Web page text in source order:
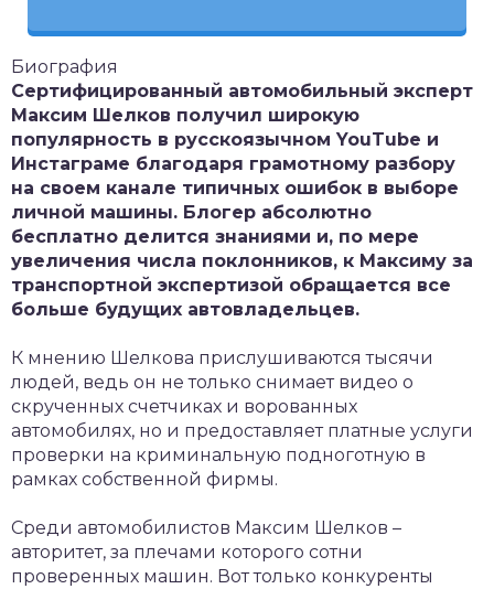
Биография
Сертифицированный автомобильный эксперт
Максим Шелков получил широкую
популярность в русскоязычном YouTube и
Инстаграме благодаря грамотному разбору
на своем канале типичных ошибок в выборе
личной машины. Блогер абсолютно
бесплатно делится знаниями и, по мере
увеличения числа поклонников, к Максиму за
транспортной экспертизой обращается все
больше будущих автовладельцев.
К мнению Шелкова прислушиваются тысячи
людей, ведь он не только снимает видео о
скрученных счетчиках и ворованных
автомобилях, но и предоставляет платные услуги
проверки на криминальную подноготную в
рамках собственной фирмы.
Среди автомобилистов Максим Шелков –
авторитет, за плечами которого сотни
проверенных машин. Вот только конкуренты